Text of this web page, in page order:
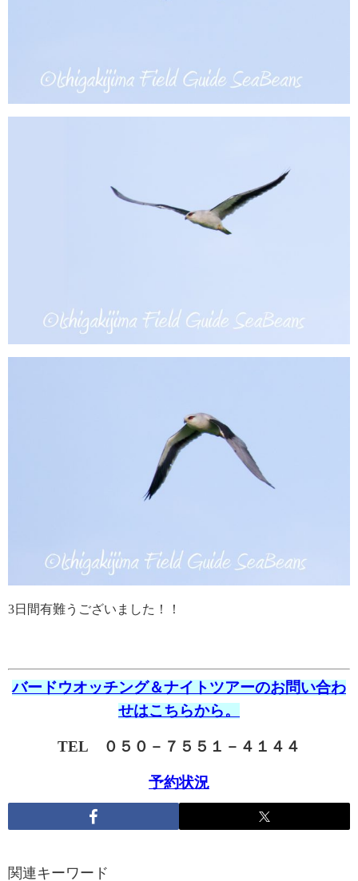
3日間有難うございました！！
バードウオッチング＆ナイトツアーのお問い合わ
せはこちらから。
TEL ０５０－７５５１－４１４４
予約状況
関連キーワード